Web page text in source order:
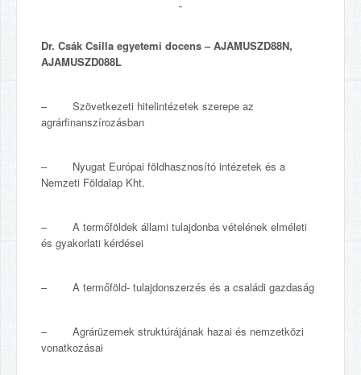
Dr. Csák Csilla egyetemi docens – AJAMUSZD88N,
AJAMUSZD088L
– Szövetkezeti hitelintézetek szerepe az
agrárfinanszírozásban
– Nyugat Európai földhasznosító intézetek és a
Nemzeti Földalap Kht.
– A termőföldek állami tulajdonba vételének elméleti
és gyakorlati kérdései
– A termőföld- tulajdonszerzés és a családi gazdaság
– Agrárüzemek struktúrájának hazai és nemzetközi
vonatkozásai